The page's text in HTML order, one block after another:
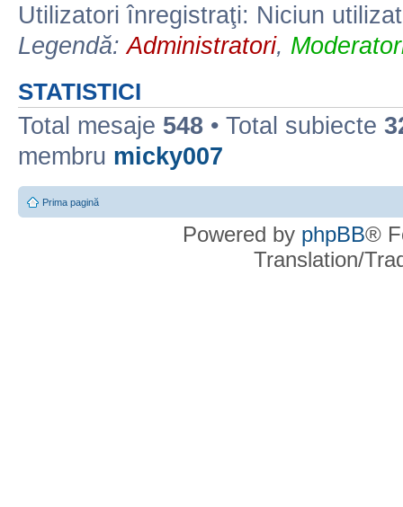
Utilizatori înregistraţi: Niciun
Legendă:Administratori,
STATISTICI
Total mesaje 548 • Total subiecte
membru micky007
Prima pagină
Powered by phpBB®
Translation/